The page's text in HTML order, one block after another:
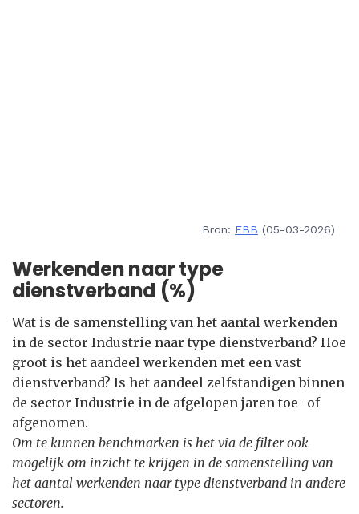
Bron: EBB (05-03-2026)
Werkenden naar type
dienstverband (%)
Wat is de samenstelling van het aantal werkenden
in de sector Industrie naar type dienstverband? Hoe
groot is het aandeel werkenden met een vast
dienstverband? Is het aandeel zelfstandigen binnen
de sector Industrie in de afgelopen jaren toe- of
afgenomen.
Om te kunnen benchmarken is het via de filter ook
mogelijk om inzicht te krijgen in de samenstelling van
het aantal werkenden naar type dienstverband in andere
sectoren.